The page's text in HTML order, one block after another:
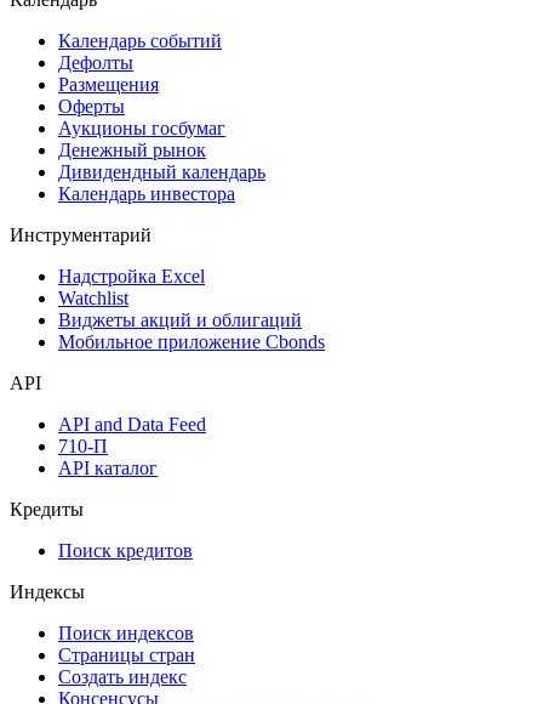
Дивидендный календарь
Календарь
Календарь событий
Дефолты
Размещения
Оферты
Денежный рынок
Календарь инвестора
Инструментарий
Мобильное приложение Cbonds
API
API and Data Feed
API каталог
Кредиты
Поиск кредитов
Индексы